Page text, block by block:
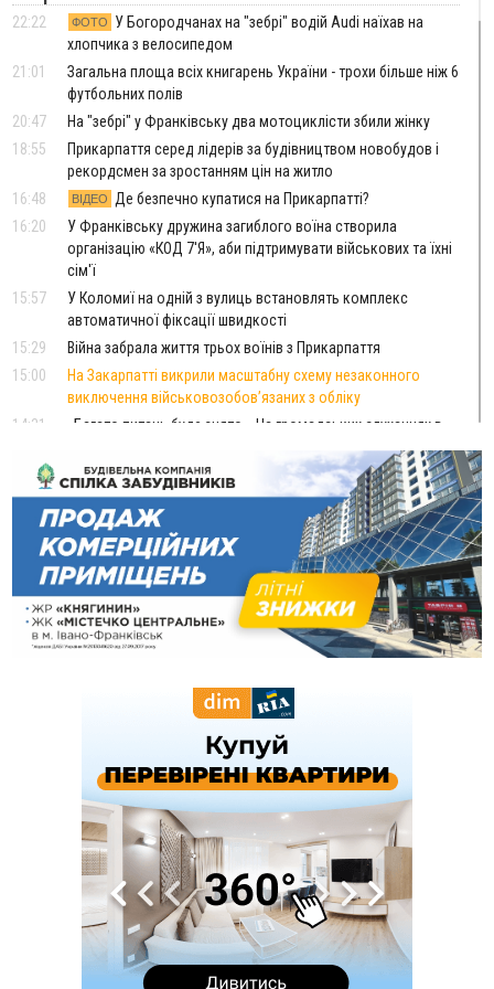
22:22 ФОТО
У Богородчанах на "зебрі" водій Audi наїхав на
хлопчика з велосипедом
21:01
Загальна площа всіх книгарень України - трохи більше ніж 6
футбольних полів
20:47
На "зебрі" у Франківську два мотоциклісти збили жінку
18:55
Прикарпаття серед лідерів за будівництвом новобудов і
рекордсмен за зростанням цін на житло
16:48
ВІДЕО Де безпечно купатися на Прикарпатті?
16:20
У Франківську дружина загиблого воїна створила
організацію «КОД 7'Я», аби підтримувати військових та їхні
сім'ї
15:57
У Коломиї на одній з вулиць встановлять комплекс
автоматичної фіксації швидкості
15:29
Війна забрала життя трьох воїнів з Прикарпаття
15:00
На Закарпатті викрили масштабну схему незаконного
виключення військовозобов’язаних з обліку
14:31
«Багато питань буде знято». На громадських слуханнях в
Яремче обговорили, як вирішити питання джипінгу в
Карпатах
13:54
5 «тихих» хвороб, які виявляє профілактичне обстеження
13:30
ФОТО На Надрічній тривають останні приготування до
нового руху
12:57
У Франківську зафіксували найбільшу спеку за всю історію
спостережень
12:24
Лікування наркоманії Київ: чому важливо розпочати
терапію якомога раніше
тисяч гривень у валюті, засудили до 5 років
Податкова передасть в Міноборони для "Оберегу" дані про
чоловіків 18–60 років
Водійка, яку на Сухомлинського побив інший керманич,
відмовилася від обвинувачення — справу закрили
У Франківську, Коломиї, Долині та Яремче 6 серпня
зафіксували рекордну спеку
Змушував надсилати інтимні фото: на Прикарпатті
затримали підозрюваного у розбещенні малолітньої
АМКУ розпочав справу проти Гвіздецької селищної ради
через різні ставки земельного податку
Синоптики попереджають про значний дощ на Прикарпатті